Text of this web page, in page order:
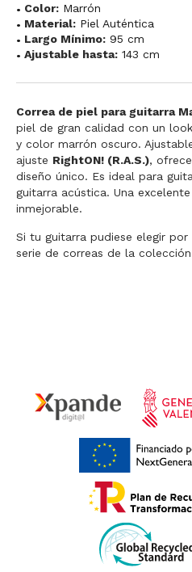
Color: Marrón
Material: Piel Auténtica
Largo Mínimo: 95 cm
Ajustable hasta: 143 cm
Correa de piel para guitarra
piel de gran calidad con un
y color marrón oscuro.
ajuste RightON! (R.A.S.),
diseño único. Es ideal para
guitarra acústica. Una
inmejorable.
Si tu guitarra pudiese elegir
serie de correas de la